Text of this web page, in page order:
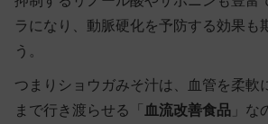
ラになり、動脈硬化を予防する効果も
う。
つまりショウガみそ汁は、血管を柔軟
まで行き渡らせる「 血流改善食品 」な